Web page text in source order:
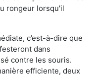
rongeur lorsqu'il
c’est-à-dire que
dans
contre les souris.
efficiente, deux